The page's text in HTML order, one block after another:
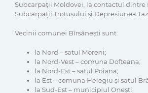
Subcarpații Moldovei, la contactul dintre
Subcarpații Trotușului și Depresiunea
Vecinii comunei Bîrsănești sunt:
la Nord – satul Moreni;
la Nord-Vest – comuna Dofteana;
la Nord-Est – satul Poiana;
la Est – comuna Helegiu și satul
la Sud-Est – municipiul Onești;